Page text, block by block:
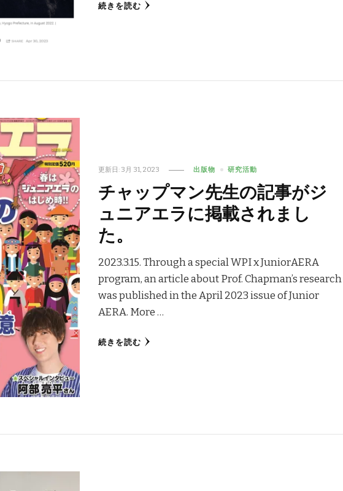
続きを読む
更新日: 3月 31, 2023 出版物 研究活動
チャップマン先生の記事がジ
ュニアエラに掲載されまし
た。
2023.3.15. Through a special WPI x JuniorAERA
program, an article about Prof. Chapman’s research
was published in the April 2023 issue of Junior
AERA. More …
続きを読む